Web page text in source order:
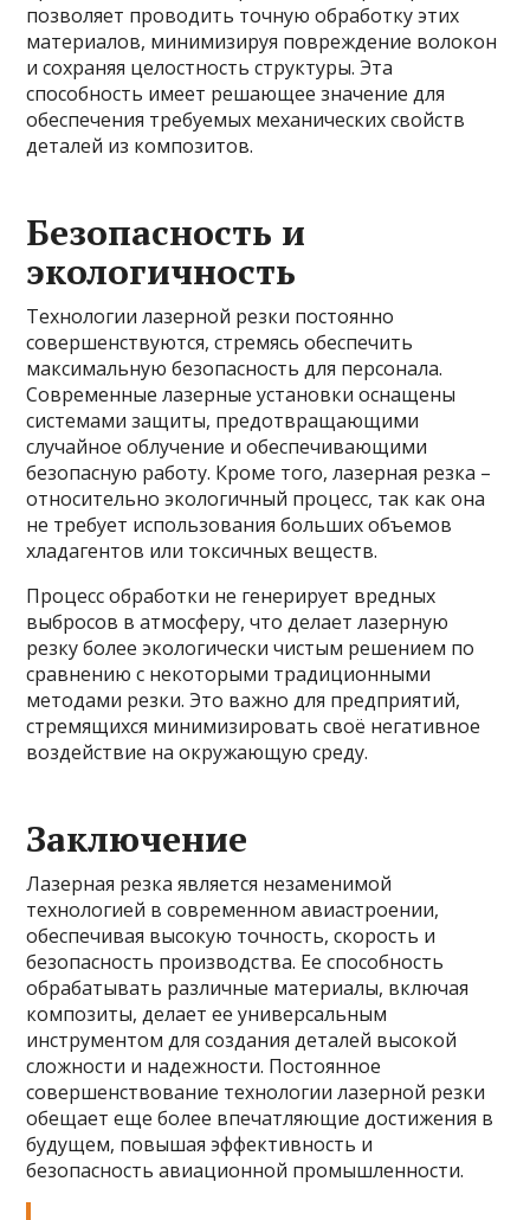
позволяет проводить точную обработку этих
материалов, минимизируя повреждение волокон
и сохраняя целостность структуры. Эта
способность имеет решающее значение для
обеспечения требуемых механических свойств
деталей из композитов.
Безопасность и
экологичность
Технологии лазерной резки постоянно
совершенствуются, стремясь обеспечить
максимальную безопасность для персонала.
Современные лазерные установки оснащены
системами защиты, предотвращающими
случайное облучение и обеспечивающими
безопасную работу. Кроме того, лазерная резка –
относительно экологичный процесс, так как она
не требует использования больших объемов
хладагентов или токсичных веществ.
Процесс обработки не генерирует вредных
выбросов в атмосферу, что делает лазерную
резку более экологически чистым решением по
сравнению с некоторыми традиционными
методами резки. Это важно для предприятий,
стремящихся минимизировать своё негативное
воздействие на окружающую среду.
Заключение
Лазерная резка является незаменимой
технологией в современном авиастроении,
обеспечивая высокую точность, скорость и
безопасность производства. Ее способность
обрабатывать различные материалы, включая
композиты, делает ее универсальным
инструментом для создания деталей высокой
сложности и надежности. Постоянное
совершенствование технологии лазерной резки
обещает еще более впечатляющие достижения в
будущем, повышая эффективность и
безопасность авиационной промышленности.